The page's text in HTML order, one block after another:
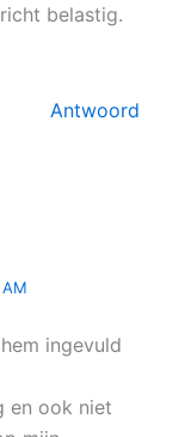
belastig.
Antwoord
ingevuld
en ook niet